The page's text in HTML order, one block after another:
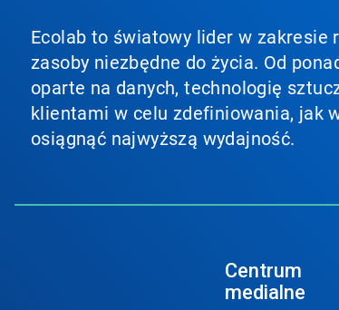
Ecolab to światowy lider w zakresie
zasoby niezbędne do życia. Od
oparte na danych, technologię
klientami w celu zdefiniowania, jak
osiągnąć najwyższą wydajność.
Centrum
medialne